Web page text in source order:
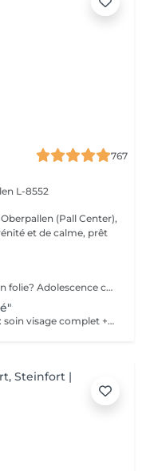
767
L-8552
(Pall Center),
et de calme, prêt
Poussée momentanée? Hormones en folie? Adolescence compliquée? Ce soin est pour vous. Le soin visage complet comprend un nettoyage en profondeur de la peau avec vapeur et extraction des comédons, un léger massage suivi de 20' de traitement LED et un masque apaisant ou purifiant. Le soin flash est conseillé en entretien suite à un soin complet, entre 2 soins par exemple ou si acné plus tenace, il comprend un nettoyage du visage, un léger massage et le traitement LED 20'. Pourquoi la LED? La puissance de la lumière LED bleue agit rapidement et efficacement pour éliminer l'acné, les imperfections et l'inflammation existantes, sans dessécher la peau. Elle régule également la production de sébum pour prévenir de futures éruptions cutanées, laissant votre peau claire, saine et lisse.
Protocole sur 4 semaines. Semaine 1 : soin visage complet + un soin flash (espacé de 2 jours minimum) Semaine 2 / 3 et 4 : 2 soins flash (espacé de 2 jours minimum) Descriptif complet : voir "Soin traitement acné"